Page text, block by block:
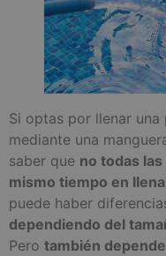
Si optas por llenar
mediante una
saber que no todas
mismo tiempo en
puede haber
dependiendo del
Pero también